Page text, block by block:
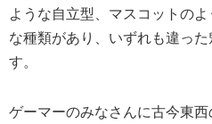
ような自立型、マスコットの
な種類があり、いずれも違っ
す。
ゲーマーのみなさんに古今東